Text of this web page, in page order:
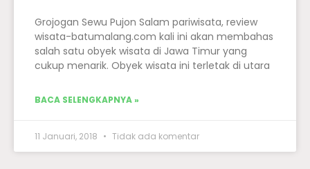
Grojogan Sewu Pujon Salam pariwisata, review
wisata-batumalang.com kali ini akan membahas
salah satu obyek wisata di Jawa Timur yang
cukup menarik. Obyek wisata ini terletak di utara
BACA SELENGKAPNYA »
11 Januari, 2018 Tidak ada komentar